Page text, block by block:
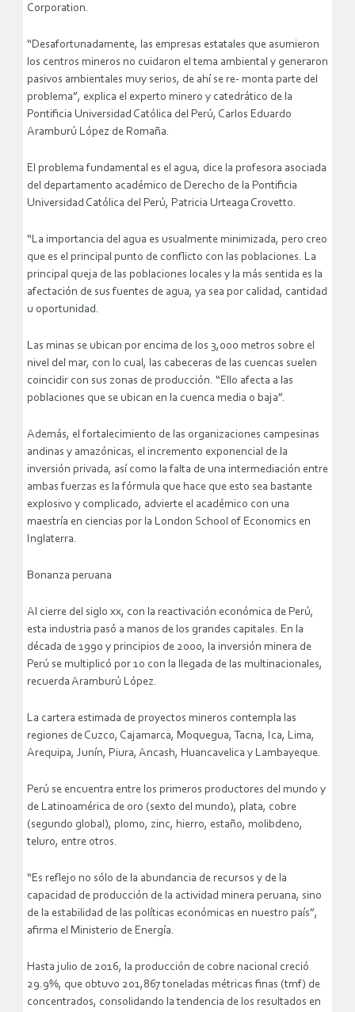
Corporation.
“Desafortunadamente, las empresas estatales que asumieron
los centros mineros no cuidaron el tema ambiental y generaron
pasivos ambientales muy serios, de ahí se re- monta parte del
problema”, explica el experto minero y catedrático de la
Pontificia Universidad Católica del Perú, Carlos Eduardo
Aramburú López de Romaña.
El problema fundamental es el agua, dice la profesora asociada
del departamento académico de Derecho de la Pontificia
Universidad Católica del Perú, Patricia Urteaga Crovetto.
“La importancia del agua es usualmente minimizada, pero creo
que es el principal punto de conflicto con las poblaciones. La
principal queja de las poblaciones locales y la más sentida es la
afectación de sus fuentes de agua, ya sea por calidad, cantidad
u oportunidad.
Las minas se ubican por encima de los 3,000 metros sobre el
nivel del mar, con lo cual, las cabeceras de las cuencas suelen
coincidir con sus zonas de producción. “Ello afecta a las
poblaciones que se ubican en la cuenca media o baja”.
Además, el fortalecimiento de las organizaciones campesinas
andinas y amazónicas, el incremento exponencial de la
inversión privada, así como la falta de una intermediación entre
ambas fuerzas es la fórmula que hace que esto sea bastante
explosivo y complicado, advierte el académico con una
maestría en ciencias por la London School of Economics en
Inglaterra.
Bonanza peruana
Al cierre del siglo xx, con la reactivación económica de Perú,
esta industria pasó a manos de los grandes capitales. En la
década de 1990 y principios de 2000, la inversión minera de
Perú se multiplicó por 10 con la llegada de las multinacionales,
recuerda Aramburú López.
La cartera estimada de proyectos mineros contempla las
regiones de Cuzco, Cajamarca, Moquegua, Tacna, Ica, Lima,
Arequipa, Junín, Piura, Ancash, Huancavelica y Lambayeque.
Perú se encuentra entre los primeros productores del mundo y
de Latinoamérica de oro (sexto del mundo), plata, cobre
(segundo global), plomo, zinc, hierro, estaño, molibdeno,
teluro, entre otros.
“Es reflejo no sólo de la abundancia de recursos y de la
capacidad de producción de la actividad minera peruana, sino
de la estabilidad de las políticas económicas en nuestro país”,
afirma el Ministerio de Energía.
Hasta julio de 2016, la producción de cobre nacional creció
29.9%, que obtuvo 201,867 toneladas métricas finas (tmf) de
concentrados, consolidando la tendencia de los resultados en